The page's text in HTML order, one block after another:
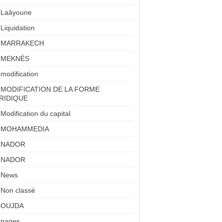
Laâyoune
Liquidation
MARRAKECH
MEKNÈS
modification
MODIFICATION DE LA FORME
Modification du capital
MOHAMMEDIA
NADOR
NADOR
News
Non classé
OUJDA